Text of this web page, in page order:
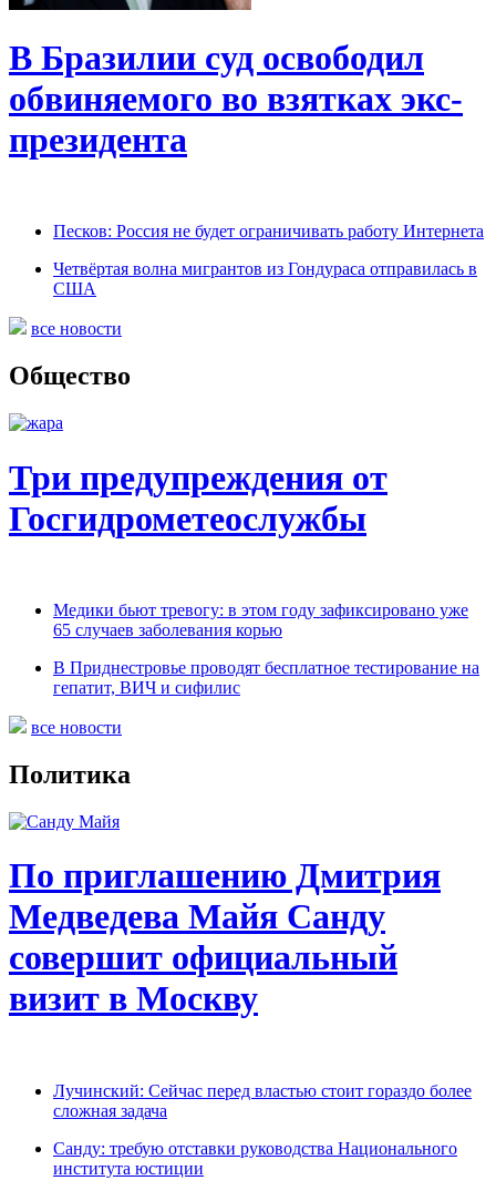
В Бразилии суд освободил
обвиняемого во взятках экс-
президента
Песков: Россия не будет ограничивать работу Интернета
Четвёртая волна мигрантов из Гондураса отправилась в
США
все новости
Общество
Три предупреждения от
Госгидрометеослужбы
Медики бьют тревогу: в этом году зафиксировано уже
65 случаев заболевания корью
В Приднестровье проводят бесплатное тестирование на
гепатит, ВИЧ и сифилис
все новости
Политика
По приглашению Дмитрия
Медведева Майя Санду
совершит официальный
визит в Москву
Лучинский: Сейчас перед властью стоит гораздо более
сложная задача
Санду: требую отставки руководства Национального
института юстиции